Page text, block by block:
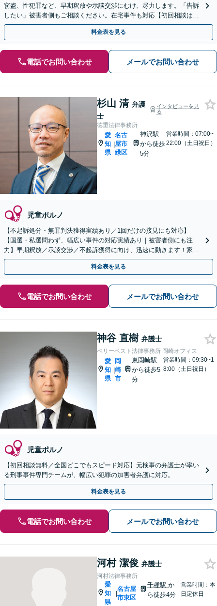
窃盗、性犯罪など、早期釈放や示談交渉にむけ、尽力します。「告訴
したい」被害者側もご相談ください。在宅事件も対応【初回相談は2
時間5500円】【一宮警察署から徒歩3分】
料金表を見る
電話でお問い合わせ メールでお問い合わせ
杉山 清 弁護
士
インタビューを見
る
徳重法律事務所
愛
知
県
|
名古
屋市
緑区
神沢駅
から徒歩
5分
営業時間：07:00~
22:00（土日祝日）
児童ポルノ
【不起訴処分・無罪判決獲得実績あり／1回だけの接見にも対応】
【国選・私選問わず、幅広い事件の対応実績あり｜被害者側にも注
力】早期釈放／示談交渉／不起訴獲得に向け、迅速に動きます！家族
が逮捕されたらご連絡を｜夜間・休日面談／徳重駅・神沢駅5分
料金表を見る
電話でお問い合わせ メールでお問い合わせ
神谷 直樹 弁護士
ベリーベスト法律事務所 岡崎オフィス
愛
知
県
|
岡
崎
市
東岡崎駅
から徒歩5
分
営業時間：09:30~1
8:00（土日祝日）
児童ポルノ
【初回相談無料／全国どこでもスピード対応】元検事の弁護士が率い
る刑事事件専門チームが、幅広い犯罪の加害者弁護に対応。
料金表を見る
電話でお問い合わせ メールでお問い合わせ
河村 潔俊 弁護士
河村法律事務所
愛
知
県
|
名古屋
市東区
千種駅 か
ら徒歩4分
営業時間：本
日定休日